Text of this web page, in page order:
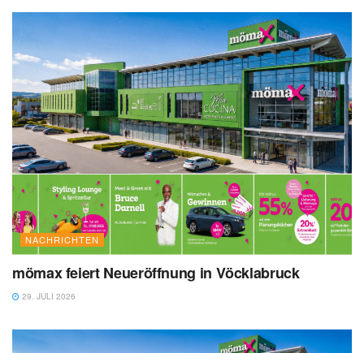
NACHRICHTEN
mömax feiert Neueröffnung in Vöcklabruck
29. JULI 2026